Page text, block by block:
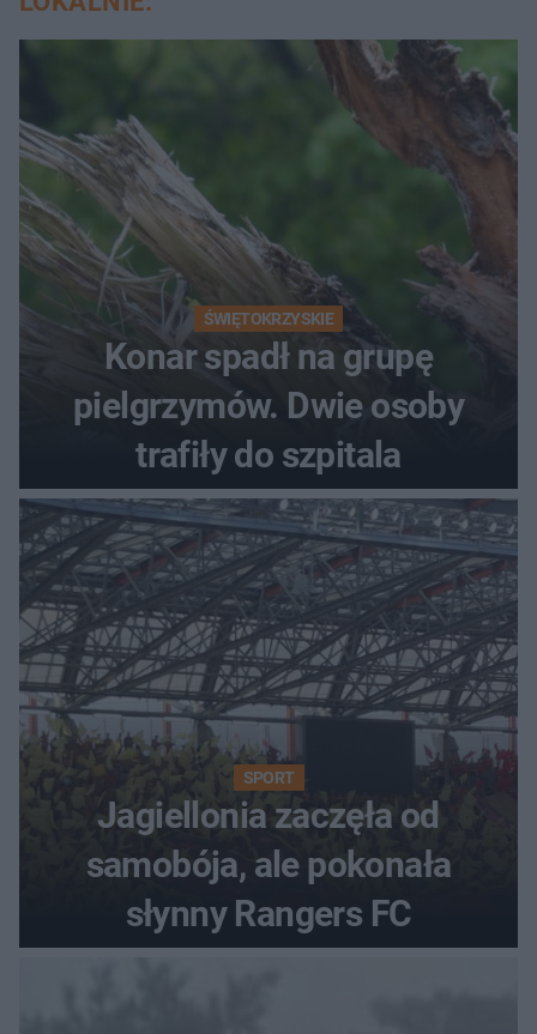
ŚWIĘTOKRZYSKIE
Konar spadł na grupę
pielgrzymów. Dwie osoby
trafiły do szpitala
SPORT
Jagiellonia zaczęła od
samobója, ale pokonała
słynny Rangers FC